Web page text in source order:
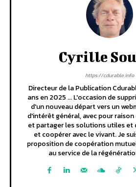
Cyrille
https://cdurable.info
Directeur de la Publication
ans en 2025 ... L'occasion de
d'un nouveau départ vers un
d'intérêt général, avec pour
et partager les solutions utiles et
et coopérer avec le vivant. Je
proposition de coopération
au service de la